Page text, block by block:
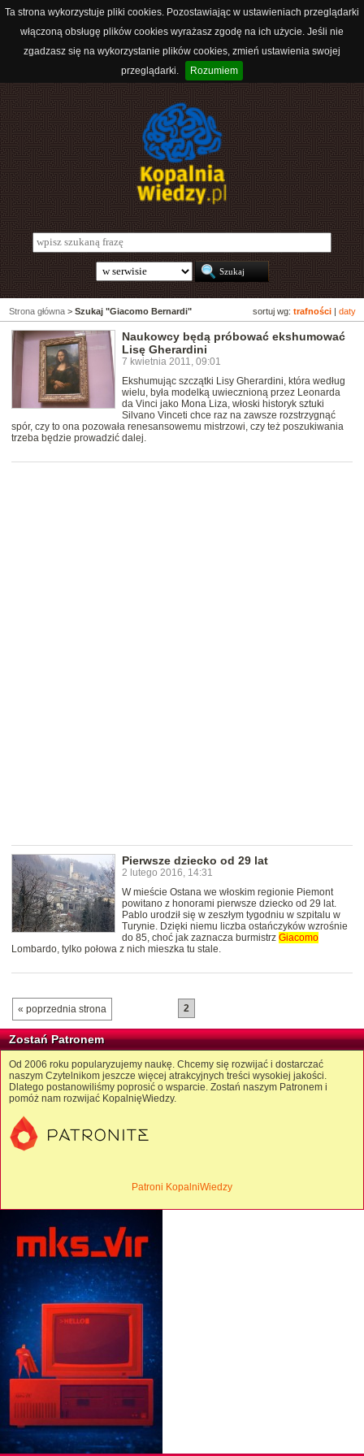
Ta strona wykorzystuje pliki cookies. Pozostawiając w ustawieniach przeglądarki
włączoną obsługę plików cookies wyrażasz zgodę na ich użycie. Jeśli nie
zgadzasz się na wykorzystanie plików cookies, zmień ustawienia swojej
przeglądarki.
Rozumiem
sortuj wg: trafności daty
Strona główna > Szukaj "Giacomo Bernardi"
Naukowcy będą próbować ekshumować
Lisę Gherardini
7 kwietnia 2011, 09:01
Ekshumując szczątki Lisy Gherardini, która według
wielu, była modelką uwiecznioną przez Leonarda
da Vinci jako Mona Liza, włoski historyk sztuki
Silvano Vinceti chce raz na zawsze rozstrzygnąć
spór, czy to ona pozowała renesansowemu mistrzowi, czy też poszukiwania
trzeba będzie prowadzić dalej.
Pierwsze dziecko od 29 lat
2 lutego 2016, 14:31
W mieście Ostana we włoskim regionie Piemont
powitano z honorami pierwsze dziecko od 29 lat.
Pablo urodził się w zeszłym tygodniu w szpitalu w
Turynie. Dzięki niemu liczba ostańczyków wzrośnie
do 85, choć jak zaznacza burmistrz Giacomo
Lombardo, tylko połowa z nich mieszka tu stale.
« poprzednia strona 2
Zostań Patronem
Od 2006 roku popularyzujemy naukę. Chcemy się rozwijać i dostarczać
naszym Czytelnikom jeszcze więcej atrakcyjnych treści wysokiej jakości.
Dlatego postanowiliśmy poprosić o wsparcie. Zostań naszym Patronem i
pomóż nam rozwijać KopalnięWiedzy.
Patroni KopalniWiedzy